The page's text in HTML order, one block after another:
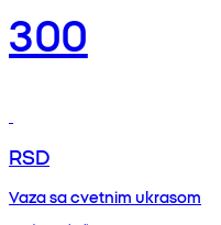
300
RSD
Vaza sa cvetnim ukrasom